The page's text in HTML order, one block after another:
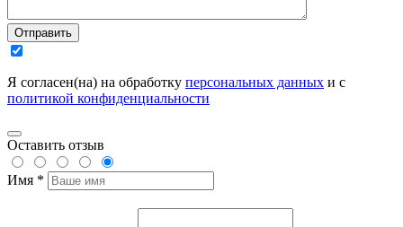
Отправить
Я согласен(на) на обработку персональных данных и с
политикой конфиденциальности
Оставить отзыв
Имя *